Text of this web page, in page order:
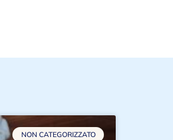
NON CATEGORIZZATO